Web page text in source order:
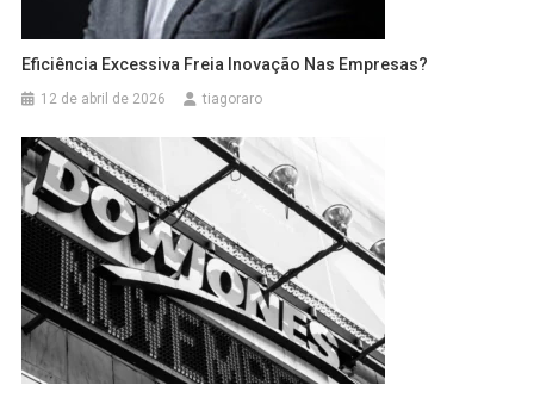
Eficiência Excessiva Freia Inovação Nas Empresas?
12 de abril de 2026 tiagoraro